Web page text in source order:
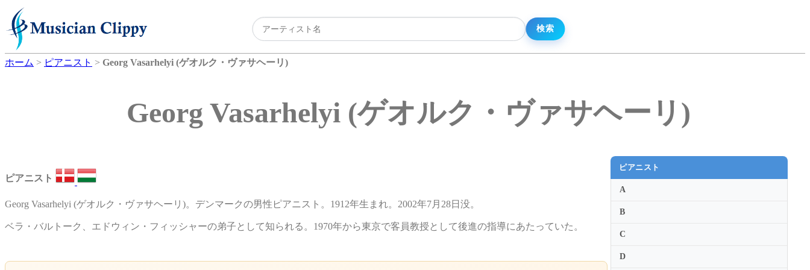
ホーム > ピアニスト > Georg Vasarhelyi (ゲオルク・ヴァサヘーリ)
Georg Vasarhelyi (ゲオルク・ヴァサヘーリ)
ピアニスト
Georg Vasarhelyi (ゲオルク・ヴァサヘーリ)。デンマークの男性ピアニスト。1912年生まれ。2002年7月28日没。
ベラ・バルトーク、エドウィン・フィッシャーの弟子として知られる。1970年から東京で客員教授として後進の指導にあたっていた。
ピアニスト
A
B
C
D